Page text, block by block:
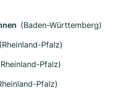
(Baden-Württemberg)
(Rheinland-Pfalz)
Pfalz)
Pfalz)